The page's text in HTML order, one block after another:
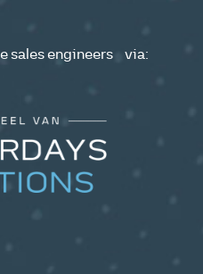
sales engineers via: